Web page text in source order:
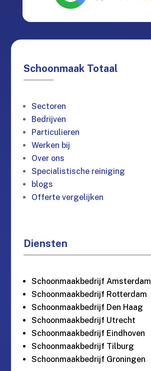
Schoonmaak Totaal
Sectoren
Bedrijven
Particulieren
Werken bij
Over ons
Specialistische reiniging
blogs
Offerte vergelijken
Diensten
Schoonmaakbedrijf Amsterdam
Schoonmaakbedrijf Rotterdam
Schoonmaakbedrijf Den Haag
Schoonmaakbedrijf Utrecht
Schoonmaakbedrijf Eindhoven
Schoonmaakbedrijf Tilburg
Schoonmaakbedrijf Groningen